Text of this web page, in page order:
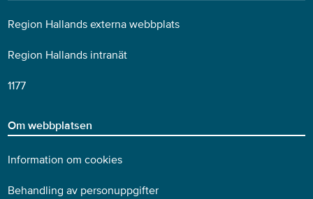
Region Hallands externa webbplats
Region Hallands intranät
1177
Om webbplatsen
Information om cookies
Behandling av personuppgifter